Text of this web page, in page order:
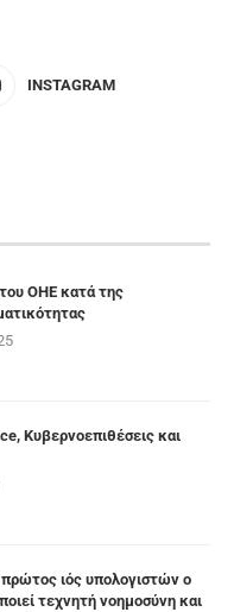
INSTAGRAM
ΟΗΕ κατά της
Κυβερνοεπιθέσεις και
ιός υπολογιστών ο
τεχνητή νοημοσύνη και